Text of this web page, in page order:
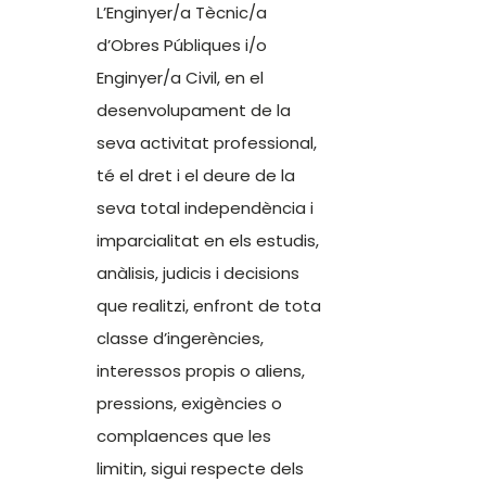
L’Enginyer/a Tècnic/a
d’Obres Públiques i/o
Enginyer/a Civil, en el
desenvolupament de la
seva activitat professional,
té el dret i el deure de la
seva total independència i
imparcialitat en els estudis,
anàlisis, judicis i decisions
que realitzi, enfront de tota
classe d’ingerències,
interessos propis o aliens,
pressions, exigències o
complaences que les
limitin, sigui respecte dels